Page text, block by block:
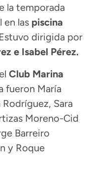
la temporada
las piscina
dirigida por
e Isabel Pérez.
Club Marina
fueron María
Sara
Moreno-Cid
Barreiro
y Roque